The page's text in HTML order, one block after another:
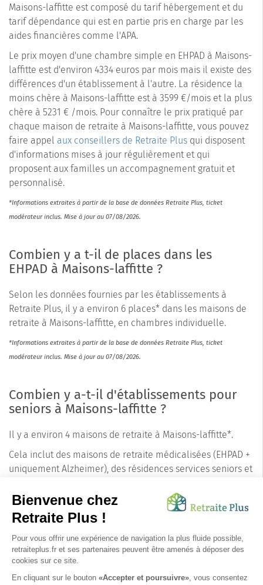
Maisons-laffitte est composé du tarif hébergement et du
tarif dépendance qui est en partie pris en charge par les
aides financières comme l'APA.
Le prix moyen d'une chambre simple en EHPAD à Maisons-
laffitte est d'environ 4334 euros par mois mais il existe des
différences d'un établissement à l'autre. La résidence la
moins chère à Maisons-laffitte est à 3599 €/mois et la plus
chère à 5231 € /mois. Pour connaître le prix pratiqué par
chaque maison de retraite à Maisons-laffitte, vous pouvez
faire appel aux conseillers de Retraite Plus qui disposent
d'informations mises à jour régulièrement et qui
proposent aux familles un accompagnement gratuit et
personnalisé.
*Informations extraites à partir de la base de données Retraite Plus, ticket
modérateur inclus. Mise à jour au 07/08/2026.
Combien y a t-il de places dans les
EHPAD à Maisons-laffitte ?
Selon les données fournies par les établissements à
Retraite Plus, il y a environ 6 places* dans les maisons de
retraite à Maisons-laffitte, en chambres individuelle.
*Informations extraites à partir de la base de données Retraite Plus, ticket
modérateur inclus. Mise à jour au 07/08/2026.
Combien y a-t-il d'établissements pour
seniors à Maisons-laffitte ?
Il y a environ 4 maisons de retraite à Maisons-laffitte*.
Cela inclut des maisons de retraite médicalisées (EHPAD +
uniquement Alzheimer), des résidences services seniors et
connaissent les précisions pour chaque établissement
concernant les tarifs, le nombre de places disponibles et
les pathologies prises en charge.
contacter pour un accompagnement personnalisé.
*informations extraites à partir de la base de données Retraite Plus. Mise à jour au
07/08/2026.